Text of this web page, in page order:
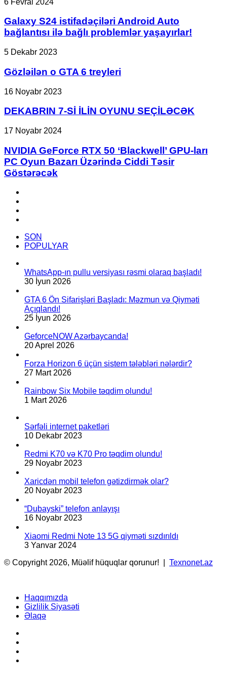
qiyməti
sızdırıldı
istifadəçiləri
Android
Auto
bağlantısı
ilə
problemlər
Galaxy S24 istifadəçiləri Android Auto
bağlantısı ilə bağlı problemlər yaşayırlar!
Gözləilən
GTA
6
treyleri
5 Dekabr 2023
Gözləilən o GTA 6 treyleri
DEKABRIN
Sİ
OYUNU
SEÇİLƏCƏK
16 Noyabr 2023
DEKABRIN 7-Sİ İLİN OYUNU SEÇİLƏCƏK
NVIDIA
RTX
50
‘Blackwell’
GPU-
Oyun
Bazarı
Üzərində
Təsir
Göstərəcək
17 Noyabr 2024
NVIDIA GeForce RTX 50 ‘Blackwell’ GPU-ları
PC Oyun Bazarı Üzərində Ciddi Təsir
Göstərəcək
SON
POPULYAR
WhatsApp-ın pullu versiyası rəsmi olaraq başladı!
30 İyun 2026
GTA 6 Ön Sifarişləri Başladı: Məzmun və Qiyməti
Açıqlandı!
25 İyun 2026
GeforceNOW Azərbaycanda!
20 Aprel 2026
Forza Horizon 6 üçün sistem tələbləri nələrdir?
27 Mart 2026
Rainbow Six Mobile təqdim olundu!
1 Mart 2026
Sərfəli internet paketləri
10 Dekabr 2023
Redmi K70 və K70 Pro təqdim olundu!
29 Noyabr 2023
Xaricdən mobil telefon gətizdirmək olar?
20 Noyabr 2023
“Dubayski” telefon anlayışı
16 Noyabr 2023
Xiaomi Redmi Note 13 5G qiyməti sızdırıldı
3 Yanvar 2024
© Copyright 2026, Müəlif hüquqlar qorunur! | Texnonet.az
Haqqımızda
Gizlilik Siyasəti
Əlaqə